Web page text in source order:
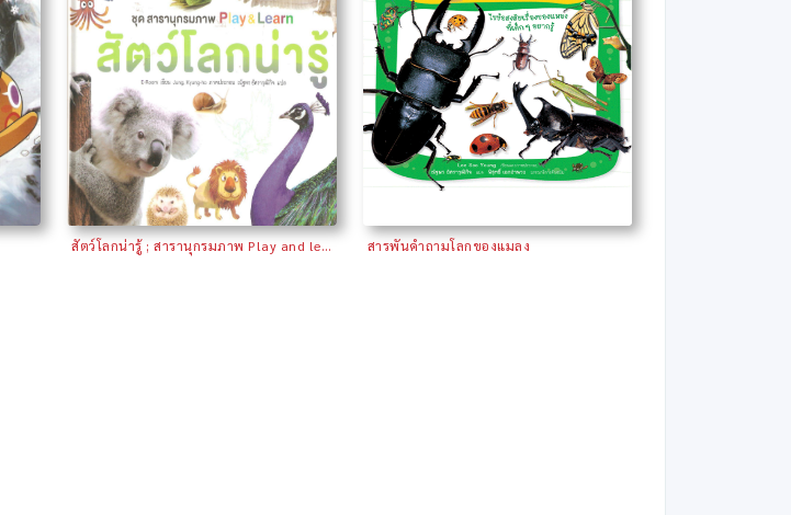
สัตว์โลกน่ารู้ ; สารานุกรมภาพ Play and learn สารพันคำถามโลกของแมลง